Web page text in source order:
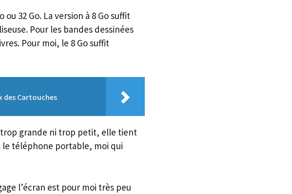
32 Go. La version à 8 Go suffit
Pour les bandes dessinées
Pour moi, le 8 Go suffit
des Cartouches
trop grande ni trop petit, elle tient
le téléphone portable, moi qui
l’écran est pour moi très peu